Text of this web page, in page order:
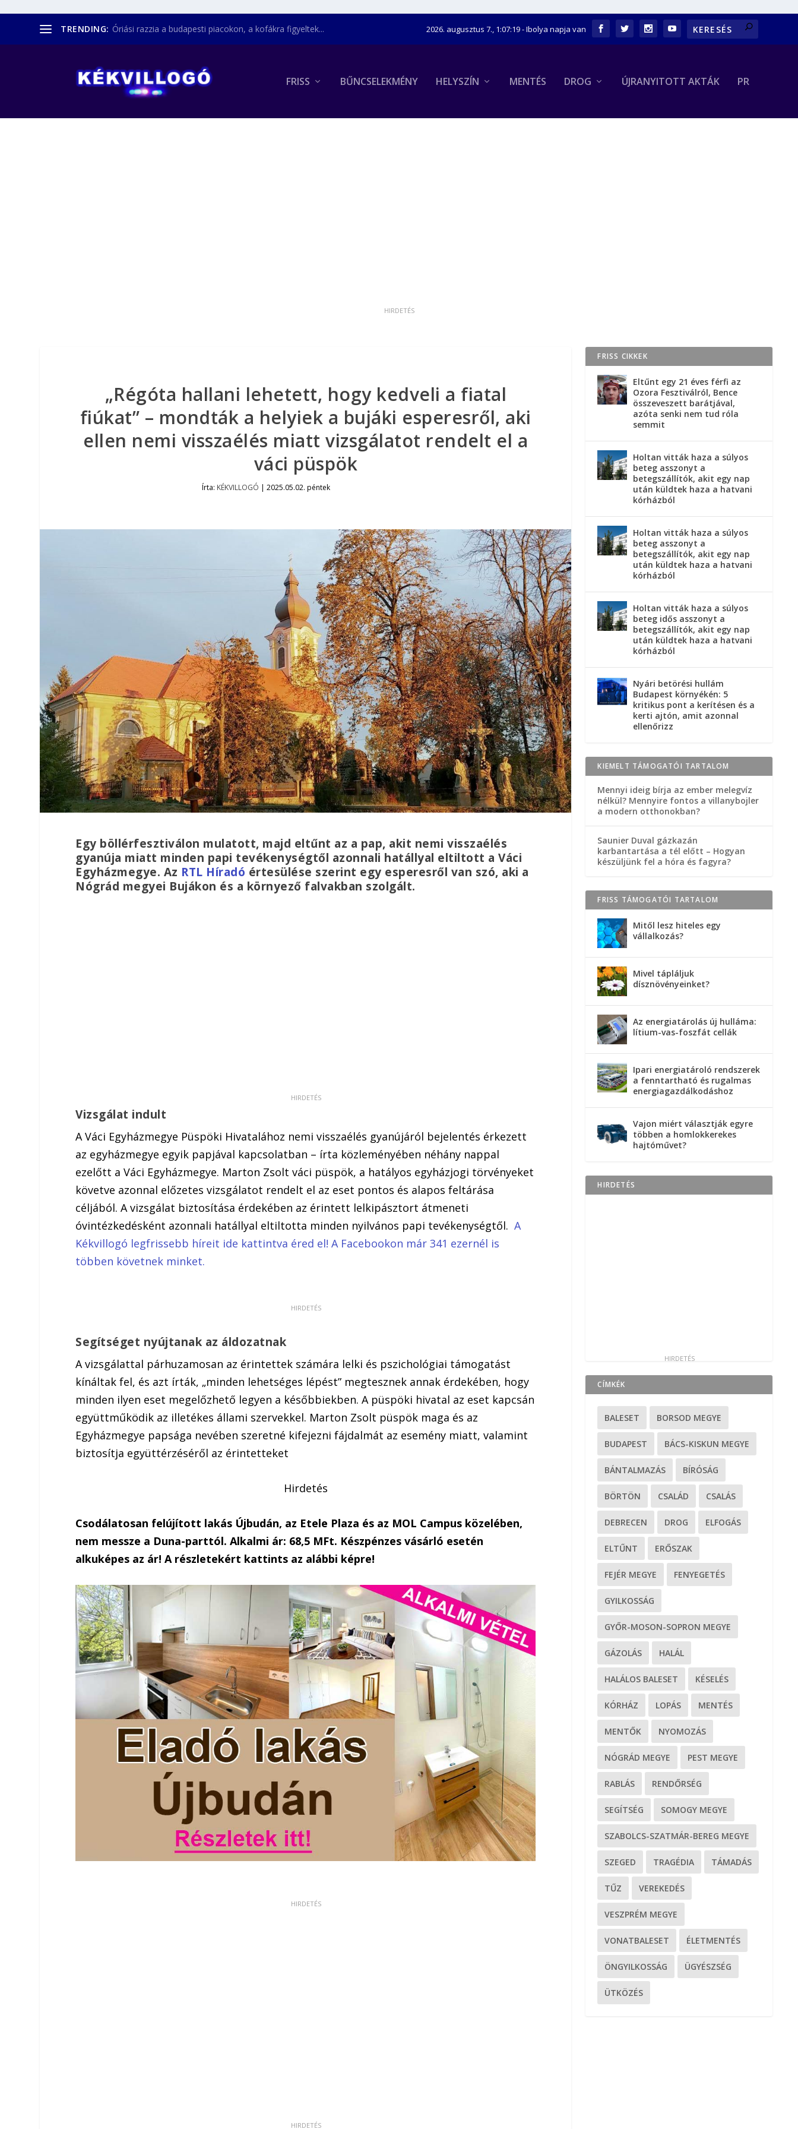
TRENDING: Óriási razzia a budapesti piacokon, a kofákra figyeltek... 2026. augusztus 7., 1:07:20- Ibolya napja van
FRISS BŰNCSELEKMÉNY HELYSZÍN MENTÉS DROG ÚJRANYITOTT AKTÁK PR
„Régóta hallani lehetett, hogy kedveli a fiatal
fiúkat” – mondták a helyiek a bujáki esperesről, aki
ellen nemi visszaélés miatt vizsgálatot rendelt el a
váci püspök
Írta: KÉKVILLOGÓ |2025.05.02. péntek
Egy böllérfesztiválon mulatott, majd eltűnt az a pap, akit nemi visszaélés
gyanúja miatt minden papi tevékenységtől azonnali hatállyal eltiltott a Váci
Egyházmegye. Az RTL Híradó értesülése szerint egy esperesről van szó, aki a
Nógrád megyei Bujákon és a környező falvakban szolgált.
Vizsgálat indult
A Váci Egyházmegye Püspöki Hivatalához nemi visszaélés gyanújáról bejelentés érkezett
az egyházmegye egyik papjával kapcsolatban – írta közleményében néhány nappal
ezelőtt a Váci Egyházmegye. Marton Zsolt váci püspök, a hatályos egyházjogi törvényeket
követve azonnal előzetes vizsgálatot rendelt el az eset pontos és alapos feltárása
céljából. A vizsgálat biztosítása érdekében az érintett lelkipásztort átmeneti
óvintézkedésként azonnali hatállyal eltiltotta minden nyilvános papi tevékenységtől. A
Kékvillogó legfrissebb híreit ide kattintva éred el! A Facebookon már 341 ezernél is
többen követnek minket.
Segítséget nyújtanak az áldozatnak
A vizsgálattal párhuzamosan az érintettek számára lelki és pszichológiai támogatást
kínáltak fel, és azt írták, „minden lehetséges lépést” megtesznek annak érdekében, hogy
minden ilyen eset megelőzhető legyen a későbbiekben. A püspöki hivatal az eset kapcsán
együttműködik az illetékes állami szervekkel. Marton Zsolt püspök maga és az
Egyházmegye papsága nevében szeretné kifejezni fájdalmát az esemény miatt, valamint
biztosítja együttérzéséről az érintetteket
Hirdetés
Csodálatosan felújított lakás Újbudán, az Etele Plaza és az MOL Campus közelében,
nem messze a Duna-parttól. Alkalmi ár: 68,5 MFt. Készpénzes vásárló esetén
alkuképes az ár! A részletekért kattints az alábbi képre!
FRISS CIKKEK
Eltűnt egy 21 éves férfi az
Ozora Fesztiválról, Bence
összeveszett barátjával,
azóta senki nem tud róla
semmit
Holtan vitták haza a súlyos
beteg asszonyt a
betegszállítók, akit egy nap
után küldtek haza a hatvani
kórházból
Holtan vitták haza a súlyos
beteg asszonyt a
betegszállítók, akit egy nap
után küldtek haza a hatvani
kórházból
Holtan vitták haza a súlyos
beteg idős asszonyt a
betegszállítók, akit egy nap
után küldtek haza a hatvani
kórházból
Nyári betörési hullám
Budapest környékén: 5
kritikus pont a kerítésen és a
kerti ajtón, amit azonnal
ellenőrizz
KIEMELT TÁMOGATÓI TARTALOM
Mennyi ideig bírja az ember melegvíz
nélkül? Mennyire fontos a villanybojler
a modern otthonokban?
Saunier Duval gázkazán
karbantartása a tél előtt – Hogyan
készüljünk fel a hóra és fagyra?
FRISS TÁMOGATÓI TARTALOM
Mitől lesz hiteles egy
vállalkozás?
Mivel tápláljuk
dísznövényeinket?
Az energiatárolás új hulláma:
lítium-vas-foszfát cellák
Ipari energiatároló rendszerek
a fenntartható és rugalmas
energiagazdálkodáshoz
Vajon miért választják egyre
többen a homlokkerekes
hajtóművet?
HIRDETÉS
CÍMKÉK
BALESET BORSOD MEGYE
BUDAPEST BÁCS-KISKUN MEGYE
BÁNTALMAZÁS BÍRÓSÁG
BÖRTÖN CSALÁD CSALÁS
DEBRECEN DROG ELFOGÁS
ELTŰNT ERŐSZAK
FEJÉR MEGYE FENYEGETÉS
GYILKOSSÁG
GYŐR-MOSON-SOPRON MEGYE
GÁZOLÁS HALÁL
HALÁLOS BALESET KÉSELÉS
KÓRHÁZ LOPÁS MENTÉS
MENTŐK NYOMOZÁS
NÓGRÁD MEGYE PEST MEGYE
RABLÁS RENDŐRSÉG
SEGÍTSÉG SOMOGY MEGYE
SZABOLCS-SZATMÁR-BEREG MEGYE
SZEGED TRAGÉDIA TÁMADÁS
TŰZ VEREKEDÉS
VESZPRÉM MEGYE
VONATBALESET ÉLETMENTÉS
ÖNGYILKOSSÁG ÜGYÉSZSÉG
ÜTKÖZÉS